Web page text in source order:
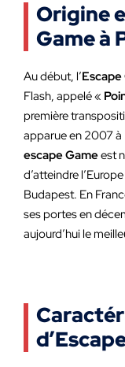
Origine
Game à
Au début, l’
Flash, appelé «
première
apparue en 2007 à
escape Gameest
d’atteindre
Budapest. En
ses portes en
aujourd’hui le